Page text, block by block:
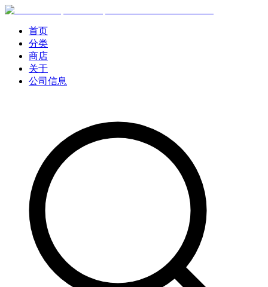
首页
分类
商店
关于
公司信息